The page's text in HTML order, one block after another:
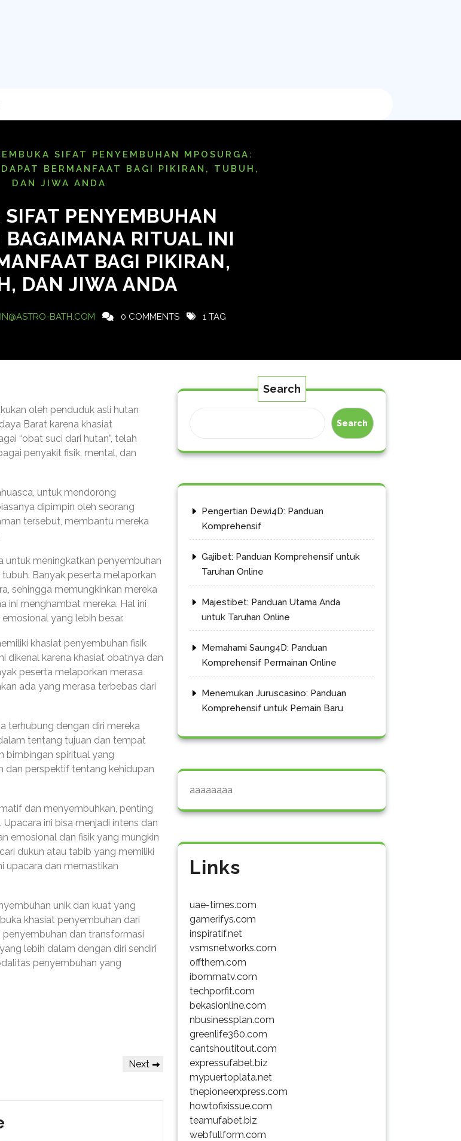
SIFAT PENYEMBUHAN MPOSURGA:
BERMANFAAT BAGI PIKIRAN, TUBUH,
DAN JIWA ANDA
PENYEMBUHAN
BAGAIMANA RITUAL INI
BAGI PIKIRAN,
DAN JIWA ANDA
BATH.COM 0 COMMENTS 1 TAG
oleh penduduk asli hutan
Barat karena khasiat
“obat suci dari hutan”, telah
penyakit fisik, mental, dan
untuk mendorong
dipimpin oleh seorang
tersebut, membantu mereka
untuk meningkatkan penyembuhan
Banyak peserta melaporkan
sehingga memungkinkan mereka
ini menghambat mereka. Hal ini
yang lebih besar.
khasiat penyembuhan fisik
dikenal karena khasiat obatnya dan
peserta melaporkan merasa
ada yang merasa terbebas dari
terhubung dengan diri mereka
tentang tujuan dan tempat
bimbingan spiritual yang
dan perspektif tentang kehidupan
dan menyembuhkan, penting
ini bisa menjadi intens dan
emosional dan fisik yang mungkin
dukun atau tabib yang memiliki
upacara dan memastikan
unik dan kuat yang
khasiat penyembuhan dari
dan transformasi
lebih dalam dengan diri sendiri
penyembuhan yang
Next
Next
Search
Search
Pengertian Dewi4D: Panduan
Komprehensif
Gajibet: Panduan Komprehensif untuk
Taruhan Online
Majestibet: Panduan Utama Anda
untuk Taruhan Online
Memahami Saung4D: Panduan
Komprehensif Permainan Online
Menemukan Juruscasino: Panduan
Komprehensif untuk Pemain Baru
aaaaaaaa
Links
uae-times.com
gamerifys.com
inspiratif.net
vsmsnetworks.com
offthem.com
ibommatv.com
techporfit.com
bekasionline.com
nbusinessplan.com
greenlife360.com
cantshoutitout.com
expressufabet.biz
mypuertoplata.net
thepioneerxpress.com
howtofixissue.com
teamufabet.biz
webfullform.com